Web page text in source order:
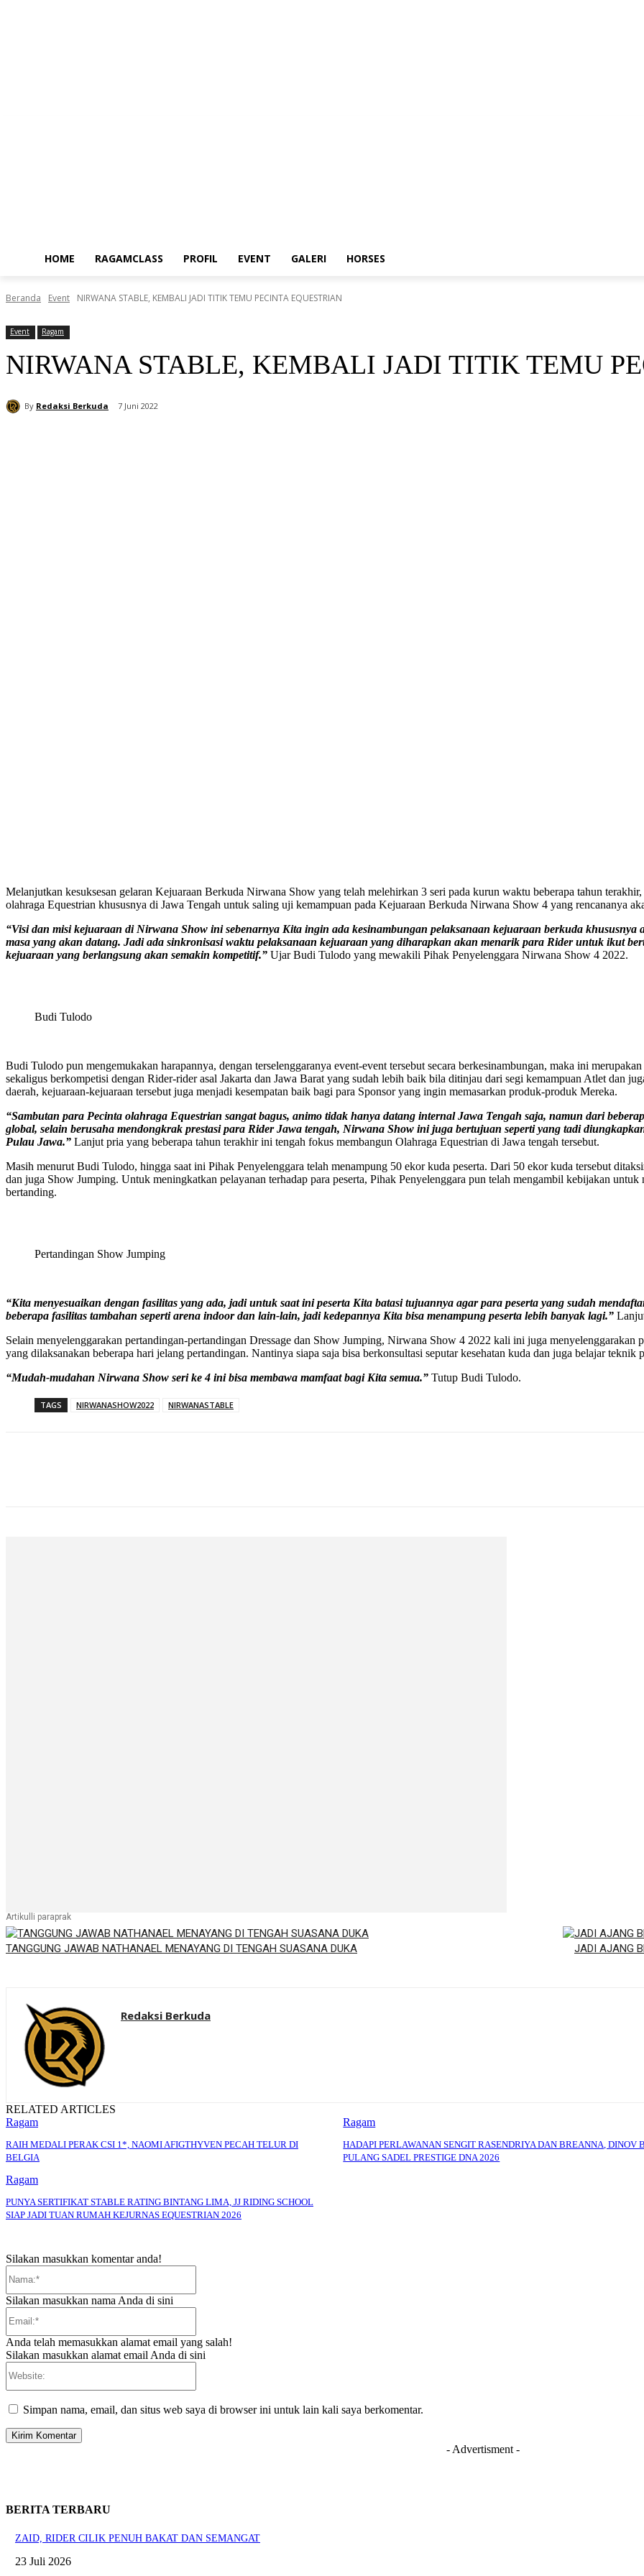
HOME RAGAMCLASS PROFIL EVENT GALERI HORSES
Beranda Event NIRWANA STABLE, KEMBALI JADI TITIK TEMU PECINTA EQUESTRIAN
Event Ragam
NIRWANA STABLE, KEMBALI JADI TITIK TEMU
By Redaksi Berkuda 7 Juni 2022
Melanjutkan kesuksesan gelaran Kejuaraan Berkuda Nirwana Show yang telah melehirkan 3 seri pada kurun waktu beberapa tahun
olahraga Equestrian khususnya di Jawa Tengah untuk saling uji kemampuan pada Kejuaraan Berkuda Nirwana Show 4 yang rencananya
“Visi dan misi kejuaraan di Nirwana Show ini sebenarnya Kita ingin ada kesinambungan pelaksanaan kejuaraan berkuda
masa yang akan datang. Jadi ada sinkronisasi waktu pelaksanaan kejuaraan yang diharapkan akan menarik para Rider untuk ikut
kejuaraan yang berlangsung akan semakin kompetitif.” Ujar Budi Tulodo yang mewakili Pihak Penyelenggara Nirwana Show 4 2022.
Budi Tulodo
Budi Tulodo pun mengemukakan harapannya, dengan terselenggaranya event-event tersebut secara berkesinambungan, maka ini
sekaligus berkompetisi dengan Rider-rider asal Jakarta dan Jawa Barat yang sudah lebih baik bila ditinjau dari segi kemampuan Atlet dan
daerah, kejuaraan-kejuaraan tersebut juga menjadi kesempatan baik bagi para Sponsor yang ingin memasarkan produk-produk Mereka.
“Sambutan para Pecinta olahraga Equestrian sangat bagus, animo tidak hanya datang internal Jawa Tengah saja, namun dari
global, selain berusaha mendongkrak prestasi para Rider Jawa tengah, Nirwana Show ini juga bertujuan seperti yang tadi
Pulau Jawa.” Lanjut pria yang beberapa tahun terakhir ini tengah fokus membangun Olahraga Equestrian di Jawa tengah tersebut.
Masih menurut Budi Tulodo, hingga saat ini Pihak Penyelenggara telah menampung 50 ekor kuda peserta. Dari 50 ekor kuda tersebut
dan juga Show Jumping. Untuk meningkatkan pelayanan terhadap para peserta, Pihak Penyelenggara pun telah mengambil kebijakan
bertanding.
Pertandingan Show Jumping
“Kita menyesuaikan dengan fasilitas yang ada, jadi untuk saat ini peserta Kita batasi tujuannya agar para peserta yang sudah
beberapa fasilitas tambahan seperti arena indoor dan lain-lain, jadi kedepannya Kita bisa menampung peserta lebih banyak lagi.”
Selain menyelenggarakan pertandingan-pertandingan Dressage dan Show Jumping, Nirwana Show 4 2022 kali ini juga menyelenggarakan
yang dilaksanakan beberapa hari jelang pertandingan. Nantinya siapa saja bisa berkonsultasi seputar kesehatan kuda dan juga belajar teknik
“Mudah-mudahan Nirwana Show seri ke 4 ini bisa membawa mamfaat bagi Kita semua.” Tutup Budi Tulodo.
TAGS NIRWANASHOW2022 NIRWANASTABLE
Artikulli paraprak
TANGGUNG JAWAB NATHANAEL MENAYANG DI TENGAH SUASANA DUKA JADI AJANG
Redaksi Berkuda
RELATED ARTICLES
Ragam
RAIH MEDALI PERAK CSI 1*, NAOMI AFIGTHYVEN PECAH TELUR DI
BELGIA
Ragam
HADAPI PERLAWANAN SENGIT RASENDRIYA DAN BREANNA, DINOV
PULANG SADEL PRESTIGE DNA 2026
Ragam
PUNYA SERTIFIKAT STABLE RATING BINTANG LIMA, JJ RIDING SCHOOL
SIAP JADI TUAN RUMAH KEJURNAS EQUESTRIAN 2026
Silakan masukkan komentar anda!
Silakan masukkan nama Anda di sini
Anda telah memasukkan alamat email yang salah!
Silakan masukkan alamat email Anda di sini
Simpan nama, email, dan situs web saya di browser ini untuk lain kali saya berkomentar.
- Advertisment -
BERITA TERBARU
ZAID, RIDER CILIK PENUH BAKAT DAN SEMANGAT
23 Juli 2026